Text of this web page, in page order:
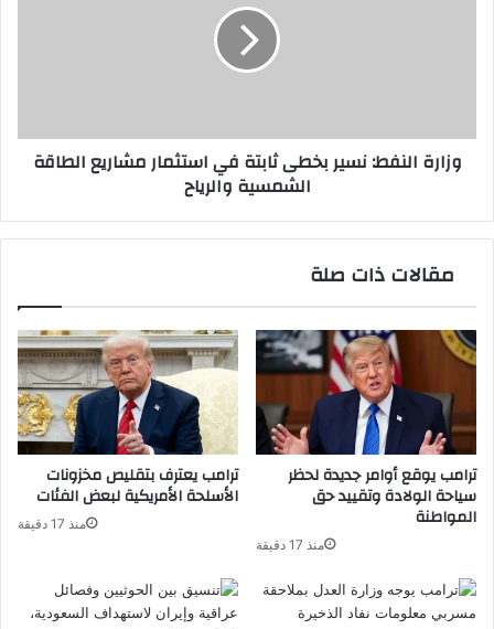
الطاقة
الشمسية
وزارة النفط: نسير بخطى ثابتة في استثمار مشاريع الطاقة
الشمسية والرياح
مقالات ذات صلة
ترامب يعترف بتقليص مخزونات
الأسلحة الأمريكية لبعض الفئات
منذ 17 دقيقة
ترامب يوقع أوامر جديدة لحظر
سياحة الولادة وتقييد حق
المواطنة
منذ 17 دقيقة